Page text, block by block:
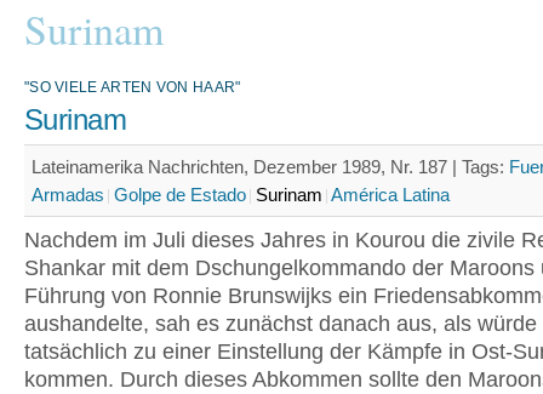
Surinam
"SO VIELE ARTEN VON HAAR"
Surinam
Lateinamerika Nachrichten, Dezember 1989, Nr. 187 | Tags:
Armadas Golpe de Estado Surinam América Latina
Nachdem im Juli dieses Jahres in Kourou die zivile
Shankar mit dem Dschungelkommando der Maroons
Führung von Ronnie Brunswijks ein
aushandelte, sah es zunächst danach aus, als würde
tatsächlich zu einer Einstellung der Kämpfe in Ost-
kommen. Durch dieses Abkommen sollte den